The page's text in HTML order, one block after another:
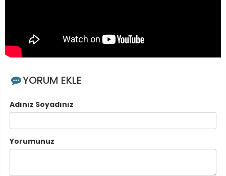
YORUM EKLE
Adınız Soyadınız
Yorumunuz